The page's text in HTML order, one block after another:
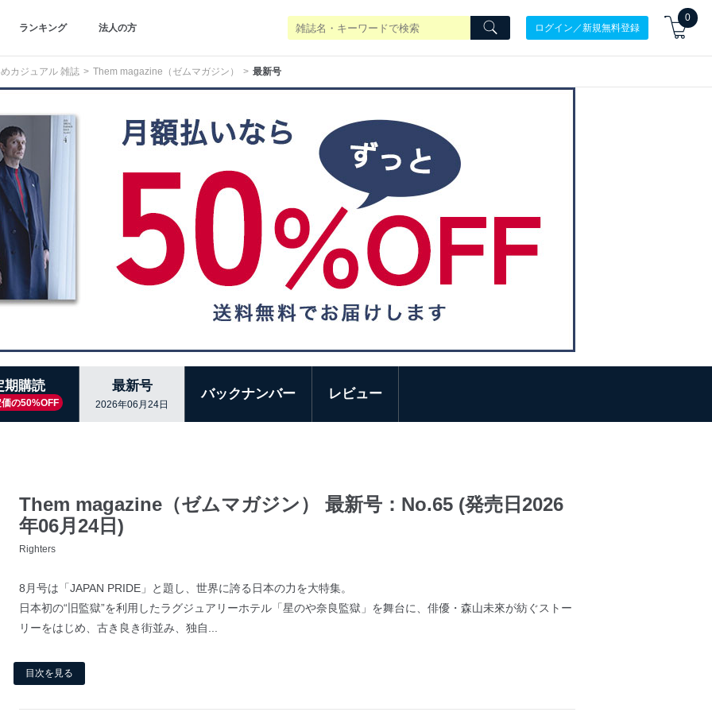
ランキング 法人の方 ログイン／新規無料登録
0
カジュアル 雑誌 Them magazine（ゼムマガジン） 最新号
期購読
の50%OFF
最新号
2026年06月24日
バックナンバー レビュー
Them magazine（ゼムマガジン） 最新号：No.65 (発売日2026
年06月24日)
Righters
8月号は「JAPAN PRIDE」と題し、世界に誇る日本の力を大特集。
日本初の“旧監獄”を利用したラグジュアリーホテル「星のや奈良監獄」を舞台に、俳優・森山未來が紡ぐストー
リーをはじめ、古き良き街並み、独自...
目次を見る